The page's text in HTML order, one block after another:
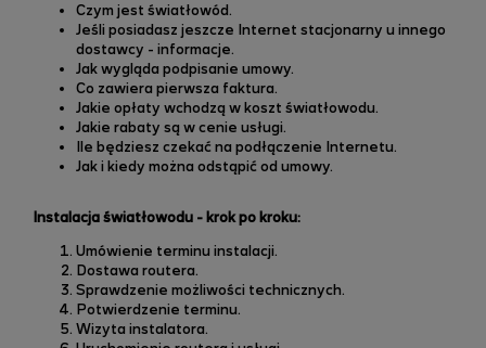
Czym jest światłowód.
Jeśli posiadasz jeszcze Internet stacjonarny u innego
dostawcy - informacje.
Jak wygląda podpisanie umowy.
Co zawiera pierwsza faktura.
Jakie opłaty wchodzą w koszt światłowodu.
Jakie rabaty są w cenie usługi.
Ile będziesz czekać na podłączenie Internetu.
Jak i kiedy można odstąpić od umowy.
Instalacja światłowodu - krok po kroku:
Umówienie terminu instalacji.
Dostawa routera.
Sprawdzenie możliwości technicznych.
Potwierdzenie terminu.
Wizyta instalatora.